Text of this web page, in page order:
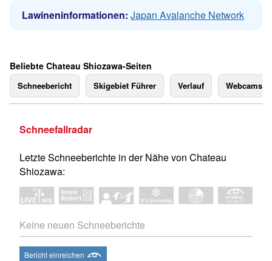
Lawineninformationen: Japan Avalanche Network
Beliebte Chateau Shiozawa-Seiten
Schneebericht Skigebiet Führer Verlauf Webcams
Schneefallradar
Letzte Schneeberichte in der Nähe von Chateau
Shiozawa:
Keine neuen Schneeberichte
Bericht einreichen